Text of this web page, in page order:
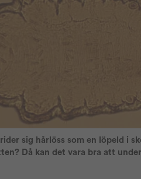
sig hårlöss som en löpeld i
Då kan det vara bra att